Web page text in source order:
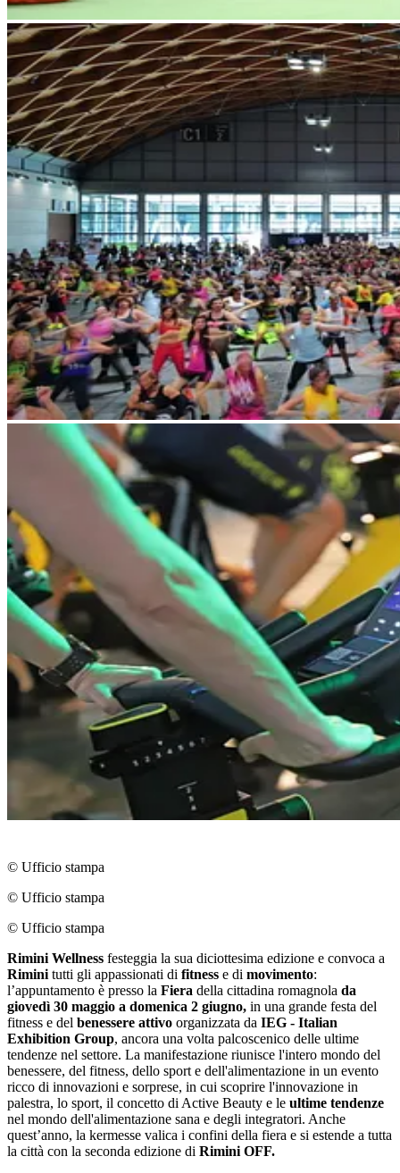
© Ufficio stampa
© Ufficio stampa
© Ufficio stampa
Rimini Wellness festeggia la sua diciottesima edizione e convoca a
Rimini tutti gli appassionati di fitness e di movimento:
l’appuntamento è presso la Fiera della cittadina romagnola da
giovedì 30 maggio a domenica 2 giugno, in una grande festa del
fitness e del benessere attivo organizzata da IEG - Italian
Exhibition Group, ancora una volta palcoscenico delle ultime
tendenze nel settore. La manifestazione riunisce l'intero mondo del
benessere, del fitness, dello sport e dell'alimentazione in un evento
ricco di innovazioni e sorprese, in cui scoprire l'innovazione in
palestra, lo sport, il concetto di Active Beauty e le ultime tendenze
nel mondo dell'alimentazione sana e degli integratori. Anche
quest’anno, la kermesse valica i confini della fiera e si estende a tutta
la città con la seconda edizione di Rimini OFF.